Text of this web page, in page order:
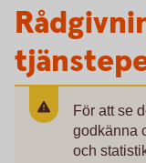
För att se
godkänna
och